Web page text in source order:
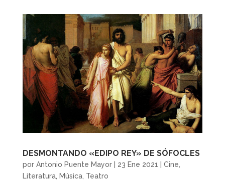
DESMONTANDO «EDIPO REY» DE SÓFOCLES
por Antonio Puente Mayor| 23 Ene 2021 Cine
Literatura, Música, Teatro